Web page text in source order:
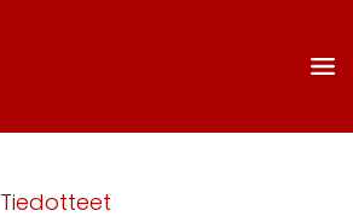
Tiedotteet